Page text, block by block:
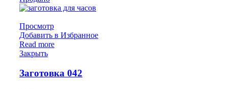
Просмотр
Добавить в Избранное
Read more
Закрыть
Заготовка 042